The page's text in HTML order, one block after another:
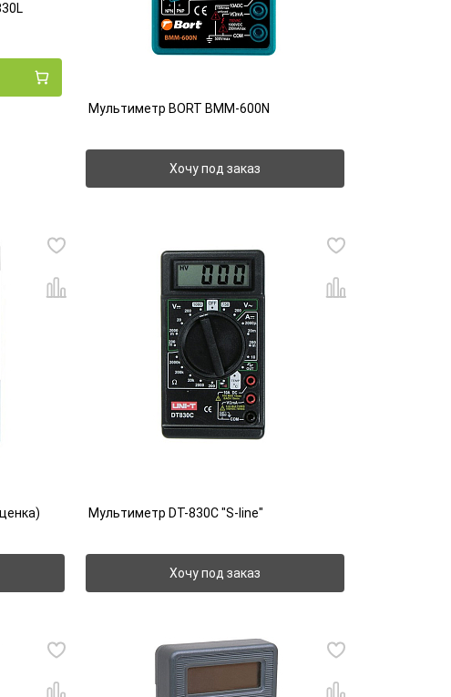
Мультиметр BORT BMM-600N
Хочу под заказ
Мультиметр DT-830C "S-line"
Хочу под заказ